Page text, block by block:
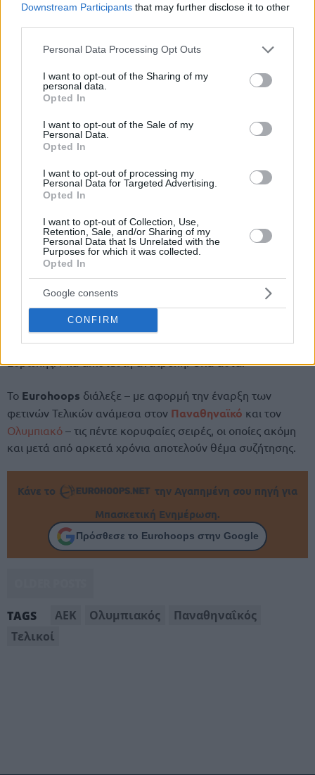
Downstream Participants that may further disclose it to other
Please note that this website/app uses one or more Google
not limited to your visit or usage behaviour. You may click to
grant or deny consent to Google and its third-party tags to
use your data for below specified purposes in below Google
consent section.
Personal Data Processing Opt Outs
I want to opt-out of the Sharing of my
personal data.
Opted In
I want to opt-out of the Sale of my
Personal Data.
Opted In
I want to opt-out of processing my
Personal Data for Targeted Advertising.
Opted In
I want to opt-out of Collection, Use,
Retention, Sale, and/or Sharing of my
Personal Data that Is Unrelated with the
Purposes for which it was collected.
Opted In
Google consents
CONFIRM
Όταν σας ρωτούν, τι είναι οι Τελικοί (τηςStoiximan GBL
και της παλιάςΑ1
έρχεται στο μυαλό σας;
Δεν είναι μόνο οι στιγμές. Είναι και ολάκερες σειρές. Το
πρώτο
break . Μεγάλα σουτ που τις καθόρισαν. Μία
απίστευτη τάπα. Η αποκαθήλωση ενός πρωταθλητή
Ευρώπης. Μία απίστευτη ανατροπή. Όλα αυτά.
Το Eurohoops διάλεξε – με αφορμή την έναρξη των
φετινών Τελικών ανάμεσα στον Παναθηναϊκό και τον
Ολυμπιακό – τις πέντε κορυφαίες σειρές, οι οποίες ακόμη
και μετά από αρκετά χρόνια αποτελούν θέμα συζήτησης.
Κάνε το
την Αγαπημένη σου πηγή για
Μπασκετική Ενημέρωση.
Πρόσθεσε το Eurohoops στην Google
TAGS AEK Oλυμπιακός
Παναθηναΐκός
Τελικοί